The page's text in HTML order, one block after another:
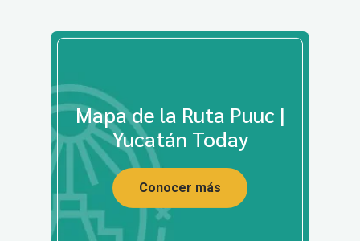
Mapa de la Ruta Puuc |
Yucatán Today
Conocer más